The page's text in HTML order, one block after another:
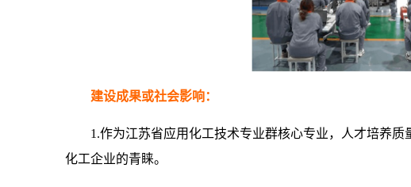
建设成果或社会影响：
1.作为江苏省应用化工技术专业群核心专业，人才培养
化工企业的青睐。